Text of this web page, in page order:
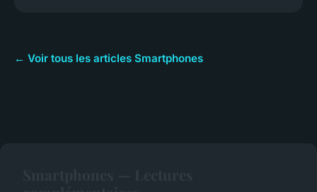
← Voir tous les articles Smartphones